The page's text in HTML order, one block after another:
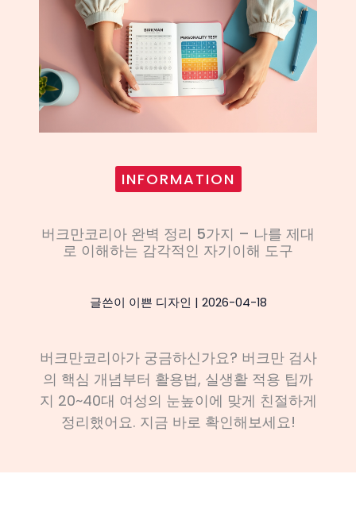
INFORMATION
버크만코리아 완벽 정리 5가지 – 나를 제대
로 이해하는 감각적인 자기이해 도구
글쓴이 이쁜 디자인 | 2026-04-18
버크만코리아가 궁금하신가요? 버크만 검사
의 핵심 개념부터 활용법, 실생활 적용 팁까
지 20~40대 여성의 눈높이에 맞게 친절하게
정리했어요. 지금 바로 확인해보세요!